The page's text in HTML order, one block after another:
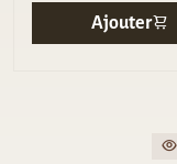
Ajouter